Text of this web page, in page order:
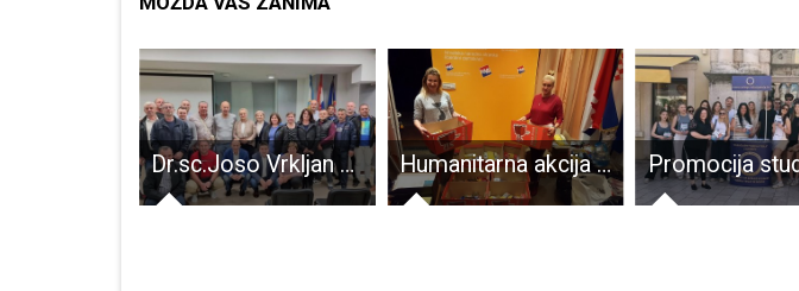
Dr.sc.Joso Vrkljan bit će predsjednik županijske Obrtničke komore do 2026.godine Humanitarna akcija HNS-a u Senju